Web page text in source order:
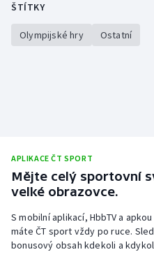
Futsal
Golf
Judo
Lezení
ŠTÍTKY
Olympijské hry Ostatní
APLIKACE ČT SPORT
Mějte celý sportovní
velké obrazovce.
S mobilní aplikací, HbbTV a
máte ČT sport vždy po ruce.
bonusový obsah kdekoli a